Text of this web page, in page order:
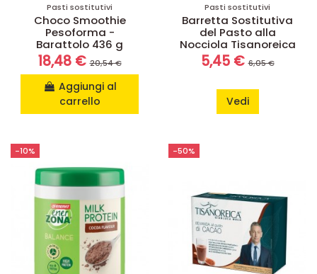
Pasti sostitutivi
Choco Smoothie
Pesoforma -
Barattolo 436 g
18,48 €20,54 €
Aggiungi al
carrello
Pasti sostitutivi
Barretta Sostitutiva
del Pasto alla
Nocciola Tisanoreica
5,45 €6,05 €
Vedi
-10% -50%